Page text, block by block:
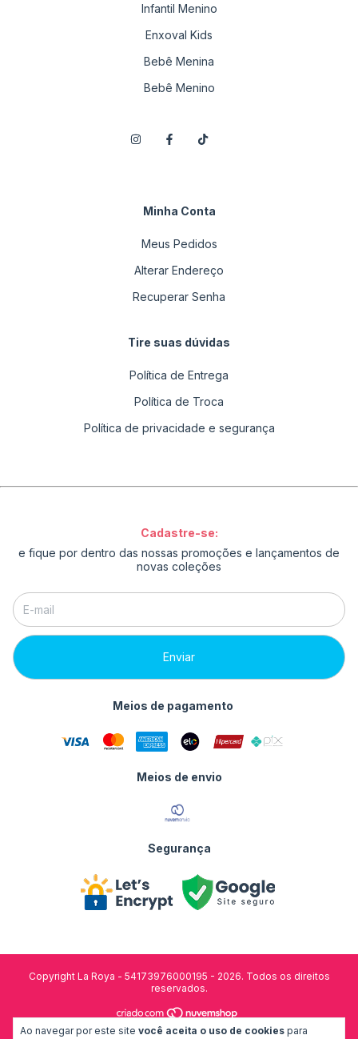
Ao navegar por este site você aceita o uso de cookies para
Infantil Menino
Enxoval Kids
Bebê Menina
Bebê Menino
Minha Conta
Meus Pedidos
Alterar Endereço
Recuperar Senha
Tire suas dúvidas
Política de Entrega
Política de Troca
Política de privacidade e segurança
Cadastre-se:
e fique por dentro das nossas promoções e lançamentos de
novas coleções
Meios de pagamento
Meios de envio
Segurança
Copyright La Roya - 54173976000195 - 2026. Todos os direitos
reservados.
desenvolvido por: